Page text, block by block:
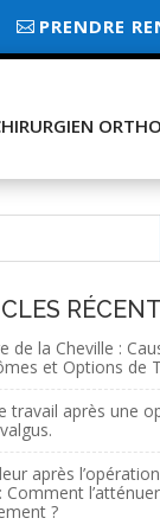
PRENDRE
de la Cheville :
et Options de
travail après une
après
Comment l’atténuer
?